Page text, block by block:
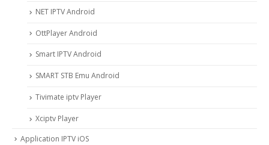
NET IPTV Android
OttPlayer Android
Smart IPTV Android
SMART STB Emu Android
Tivimate iptv Player
Xciptv Player
Application IPTV iOS